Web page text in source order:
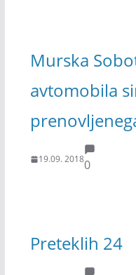
Murska
avtomobila
19.09. 20180
Preteklih 24